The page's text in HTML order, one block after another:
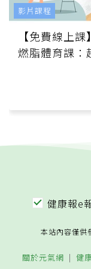
【免費線上
燃脂體育課：
影片課程
健康報e
本站內容僅供
關於元氣網 健